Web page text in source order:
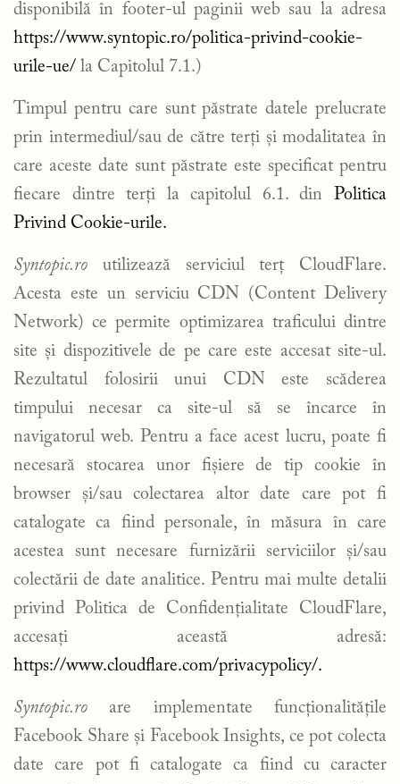
disponibilă în footer-ul paginii web sau la adresa
https://www.syntopic.ro/politica-privind-cookie-
urile-ue/ la Capitolul 7.1.)
Timpul pentru care sunt păstrate datele prelucrate
prin intermediul/sau de către terți și modalitatea în
care aceste date sunt păstrate este specificat pentru
fiecare dintre terți la capitolul 6.1. din Politica
Privind Cookie-urile.
Syntopic.ro utilizează serviciul terț CloudFlare.
Acesta este un serviciu CDN (Content Delivery
Network) ce permite optimizarea traficului dintre
site și dispozitivele de pe care este accesat site-ul.
Rezultatul folosirii unui CDN este scăderea
timpului necesar ca site-ul să se încarce în
navigatorul web. Pentru a face acest lucru, poate fi
necesară stocarea unor fișiere de tip cookie în
browser și/sau colectarea altor date care pot fi
catalogate ca fiind personale, în măsura în care
acestea sunt necesare furnizării serviciilor și/sau
colectării de date analitice. Pentru mai multe detalii
privind Politica de Confidențialitate CloudFlare,
accesați această adresă:
https://www.cloudflare.com/privacypolicy/.
Syntopic.ro are implementate funcționalitățile
Facebook Share și Facebook Insights, ce pot colecta
date care pot fi catalogate ca fiind cu caracter